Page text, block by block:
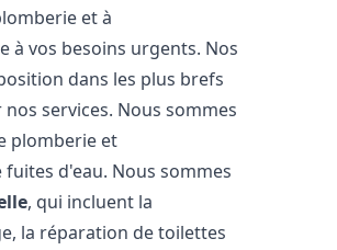
et à
à vos besoins urgents. Nos
dans les plus brefs
services. Nous sommes
plomberie et
d'eau. Nous sommes
, qui incluent la
la réparation de toilettes